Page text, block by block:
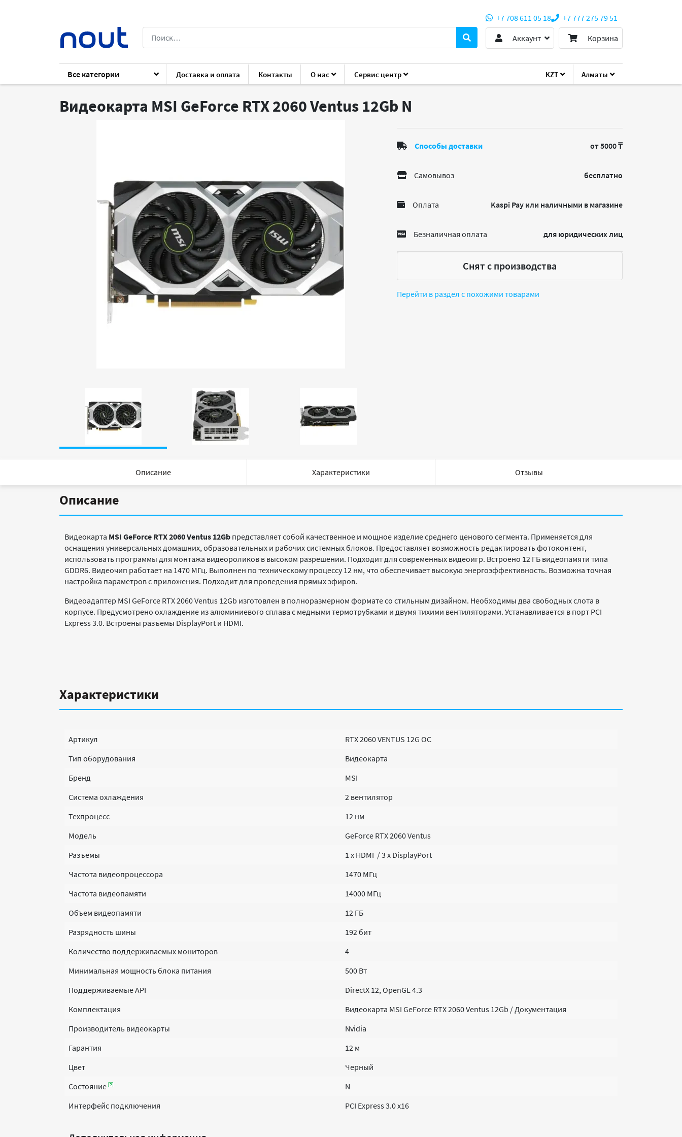
KZT Алматы
+7 708 611 05 18
+7 777 275 79 51
Аккаунт
Корзина
Все категории Доставка и оплата Контакты О нас Сервис центр
Каталог Комплектующие Комплектующие для ПК Видеокарты MSI GeForce RTX 2060 Ventus 12Gb
Видеокарта MSI GeForce RTX 2060 Ventus 12Gb N
Способы доставки от 5000 ₸
Самовывоз бесплатно
Оплата Kaspi Pay или наличными в магазине
Безналичная оплата для юридических лиц
Снят с производства
Перейти в раздел с похожими товарами
Описание Характеристики Отзывы
Описание
Видеокарта MSI GeForce RTX 2060 Ventus 12Gb представляет собой качественное и мощное изделие среднего ценового сегмента. Применяется для
оснащения универсальных домашних, образовательных и рабочих системных блоков. Предоставляет возможность редактировать фотоконтент,
использовать программы для монтажа видеороликов в высоком разрешении. Подходит для современных видеоигр. Встроено 12 ГБ видеопамяти типа
GDDR6. Видеочип работает на 1470 МГц. Выполнен по техническому процессу 12 нм, что обеспечивает высокую энергоэффективность. Возможна точная
настройка параметров с приложения. Подходит для проведения прямых эфиров.
Видеоадаптер MSI GeForce RTX 2060 Ventus 12Gb изготовлен в полноразмерном формате со стильным дизайном. Необходимы два свободных слота в
корпусе. Предусмотрено охлаждение из алюминиевого сплава с медными термотрубками и двумя тихими вентиляторами. Устанавливается в порт PCI
Express 3.0. Встроены разъемы DisplayPort и HDMI.
Характеристики
Артикул
RTX 2060 VENTUS 12G OC
Тип оборудования
Видеокарта
Бренд
MSI
Система охлаждения
2 вентилятор
Техпроцесс
12 нм
Модель
GeForce RTX 2060 Ventus
Разъемы
1 х HDMI / 3 х DisplayPort
Частота видеопроцессора
1470 МГц
Частота видеопамяти
14000 МГц
Объем видеопамяти
12 ГБ
Разрядность шины
192 бит
Количество поддерживаемых мониторов
4
Минимальная мощность блока питания
500 Вт
Поддерживаемые API
DirectX 12, OpenGL 4.3
Комплектация
Видеокарта MSI GeForce RTX 2060 Ventus 12Gb / Документация
Производитель видеокарты
Nvidia
Гарантия
12 м
Цвет
Черный
Состояние
N
Интерфейс подключения
PCI Express 3.0 x16